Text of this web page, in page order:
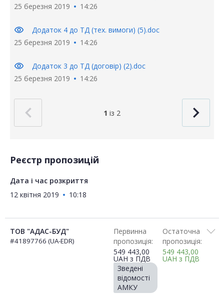
25 березня 2019
14:26
visibility
Додаток 4 до ТД (тех. вимоги) (5).doc
25 березня 2019
14:26
visibility
Додаток 3 до ТД (договір) (2).doc
25 березня 2019
14:26
1 із 2
Реєстр пропозицій
Дата і час розкриття
12 квітня 2019
10:18
ТОВ "АДАС-БУД"
#41897766 (UA-EDR)
Первинна
пропозиція:
549 443,00
UAH з ПДВ
Зведені
відомості
АМКУ
Остаточна
пропозиція:
549 443,00
UAH з ПДВ